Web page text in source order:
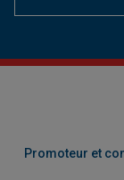
Promoteur et